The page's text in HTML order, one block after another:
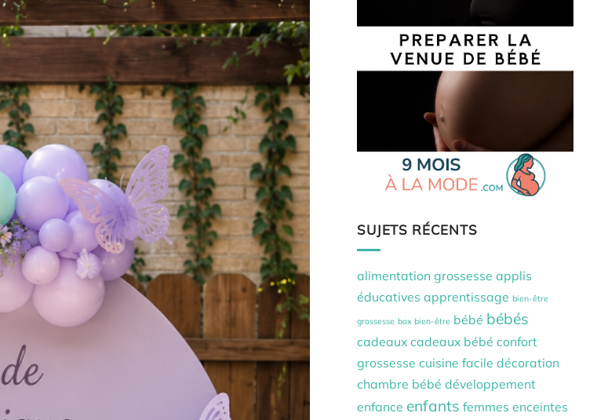
SUJETS RÉCENTS
alimentation grossesse applis
éducatives apprentissage bien-être
grossesse box bien-être bébé bébés
cadeaux cadeaux bébé confort
grossesse cuisine facile décoration
chambre bébé développement
enfance enfants femmes enceintes